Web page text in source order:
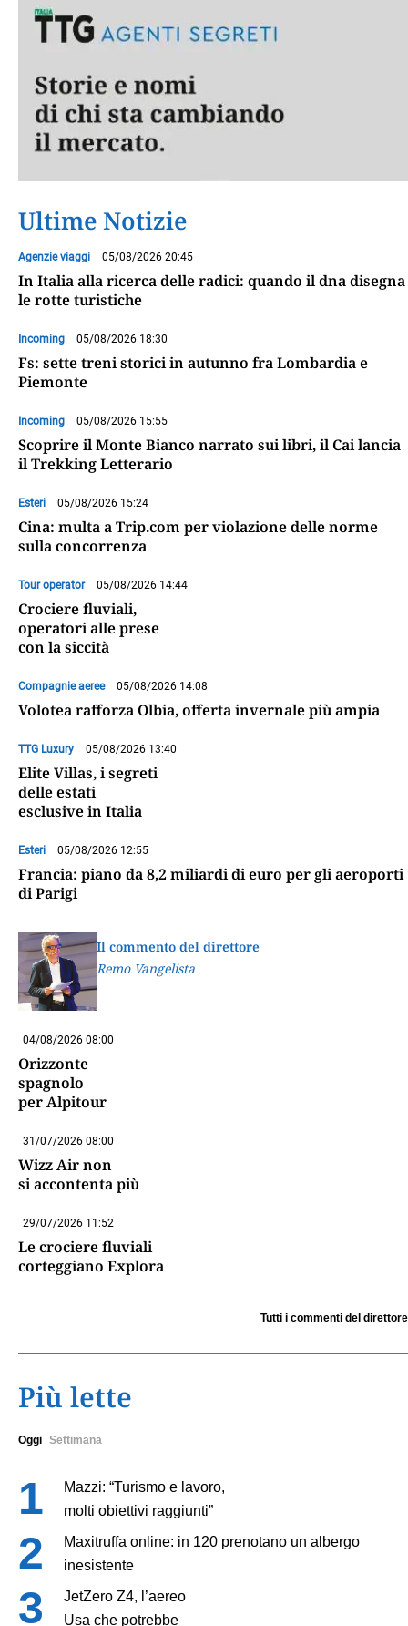
Ultime Notizie
Agenzie viaggi 05/08/2026 20:45
In Italia alla ricerca delle radici: quando il dna disegna
le rotte turistiche
Incoming 05/08/2026 18:30
Fs: sette treni storici in autunno fra Lombardia e
Piemonte
Incoming 05/08/2026 15:55
Scoprire il Monte Bianco narrato sui libri, il Cai lancia
il Trekking Letterario
Esteri 05/08/2026 15:24
Cina: multa a Trip.com per violazione delle norme
sulla concorrenza
Tour operator 05/08/2026 14:44
Crociere fluviali,
operatori alle prese
con la siccità
Compagnie aeree 05/08/2026 14:08
Volotea rafforza Olbia, offerta invernale più ampia
TTG Luxury 05/08/2026 13:40
Elite Villas, i segreti
delle estati
esclusive in Italia
Esteri 05/08/2026 12:55
Francia: piano da 8,2 miliardi di euro per gli aeroporti
di Parigi
Il commento del direttore
Remo Vangelista
04/08/2026 08:00
Orizzonte
spagnolo
per Alpitour
31/07/2026 08:00
Wizz Air non
si accontenta più
29/07/2026 11:52
Le crociere fluviali
corteggiano Explora
Tutti i commenti del direttore
Più lette
Oggi Settimana
Mazzi: “Turismo e lavoro,
molti obiettivi raggiunti”
Maxitruffa online: in 120 prenotano un albergo
inesistente
JetZero Z4, l’aereo
Usa che potrebbe